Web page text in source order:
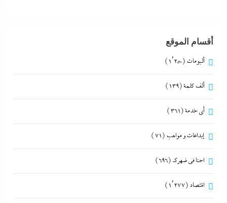
أقسام الموقع
ألبومات (1٬250)
ألف كلمة(139)
أي خدمة(361)
إبداعات و مواهب (71)
احنا في ضهرك (696)
اقتصاد (1٬277)